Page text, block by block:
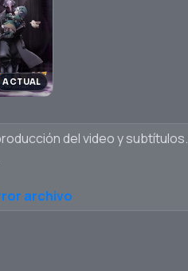
del video y subtítulos.
archivo